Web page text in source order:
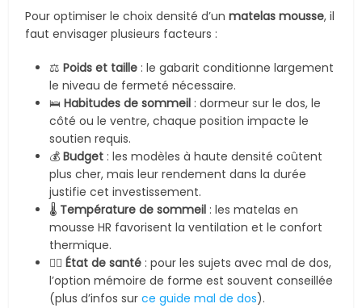
Pour optimiser le choix densité d’unmatelas mousse, il
faut envisager plusieurs facteurs :
⚖️Poids et taille : le gabarit conditionne largement
le niveau de fermeté nécessaire.
🛌Habitudes de sommeil : dormeur sur le dos, le
côté ou le ventre, chaque position impacte le
soutien requis.
💰Budget : les modèles à haute densité coûtent
plus cher, mais leur rendement dans la durée
justifie cet investissement.
🌡️ Température de sommeil : les matelas en
mousse HR favorisent la ventilation et le confort
thermique.
👨‍⚕️État de santé : pour les sujets avec mal de dos,
l’option mémoire de forme est souvent conseillée
(plus d’infos surce guide mal de dos).